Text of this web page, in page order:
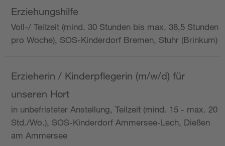
Erziehungshilfe
Voll-/ Teilzeit (mind. 30 Stunden bis max. 38,5 Stunden
pro Woche), SOS-Kinderdorf Bremen, Stuhr (Brinkum)
Erzieherin / Kinderpflegerin (m/w/d) für
unseren Hort
in unbefristeter Anstellung, Teilzeit (mind. 15 - max. 20
Std./Wo.), SOS-Kinderdorf Ammersee-Lech, Dießen
am Ammersee